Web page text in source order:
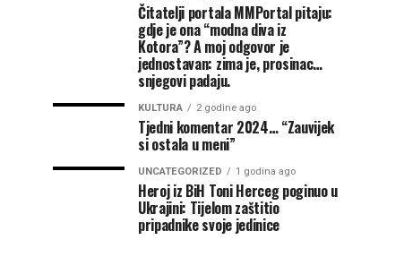
Čitatelji portala MMPortal pitaju:
gdje je ona “modna diva iz
Kotora”? A moj odgovor je
jednostavan: zima je, prosinac…
snjegovi padaju.
KULTURA 2 godine ago
Tjedni komentar 2024… “Zauvijek
si ostala u meni”
UNCATEGORIZED 1 godina ago
Heroj iz BiH Toni Herceg poginuo u
Ukrajini: Tijelom zaštitio
pripadnike svoje jedinice